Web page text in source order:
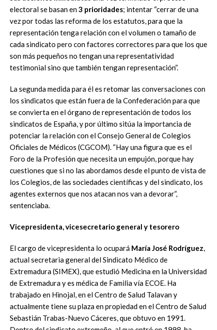
electoral se basan en3 prioridades; intentar “cerrar de una
vez por todas las reforma de los estatutos, para que la
representación tenga relación con el volumen o tamaño de
cada sindicato pero con factores correctores para que los que
son más pequeños no tengan una representatividad
testimonial sino que también tengan representación”.
La segunda medida para él es retomar las conversaciones con
los sindicatos que están fuera de la Confederación para que
se convierta en el órgano de representación de todos los
sindicatos de España, y por último sitúa la importancia de
potenciar la relación con el Consejo General de Colegios
Oficiales de Médicos (CGCOM). “Hay una figura que es el
Foro de la Profesión que necesita un empujón, porque hay
cuestiones que si no las abordamos desde el punto de vista de
los Colegios, de las sociedades científicas y del sindicato, los
agentes externos que nos atacan nos van a devorar”,
sentenciaba.
Vicepresidenta, vicesecretario general y tesorero
El cargo de vicepresidenta lo ocupará María José Rodríguez,
actual secretaria general del Sindicato Médico de
Extremadura (SIMEX), que estudió Medicina en la Universidad
de Extremadura y es médica de Familia vía ECOE. Ha
trabajado en Hinojal, en el Centro de Salud Talavan y
actualmente tiene su plaza en propiedad en el Centro de Salud
Sebastián Trabas-Nuevo Cáceres, que obtuvo en 1991.